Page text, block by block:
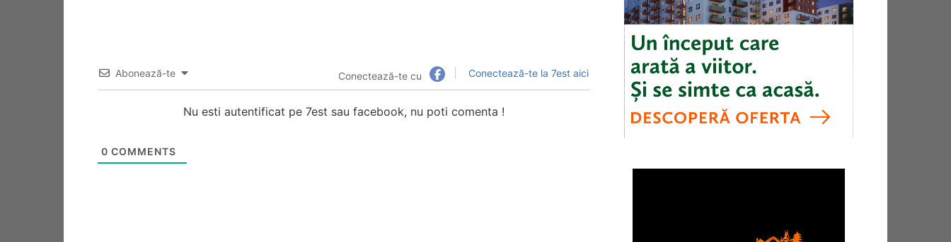
Abonează-te Conectează-te cu Conectează-te la 7est aici
Nu esti autentificat pe 7est sau facebook, nu poti comenta !
0 COMMENTS